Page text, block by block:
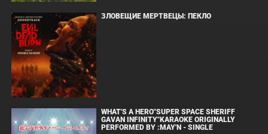
ЗЛОВЕЩИЕ МЕРТВЕЦЫ: ПЕКЛО
WHAT'S A HERO"SUPER SPACE SHERIFF
GAVAN INFINITY"KARAOKE ORIGINALLY
PERFORMED BY :MAY'N - SINGLE